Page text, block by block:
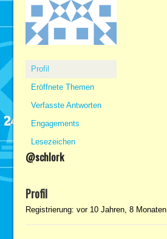
Profil
Eröffnete Themen
Verfasste Antworten
Engagements
Lesezeichen
@schlork
Profil
Registrierung: vor 10 Jahren, 8 Monaten